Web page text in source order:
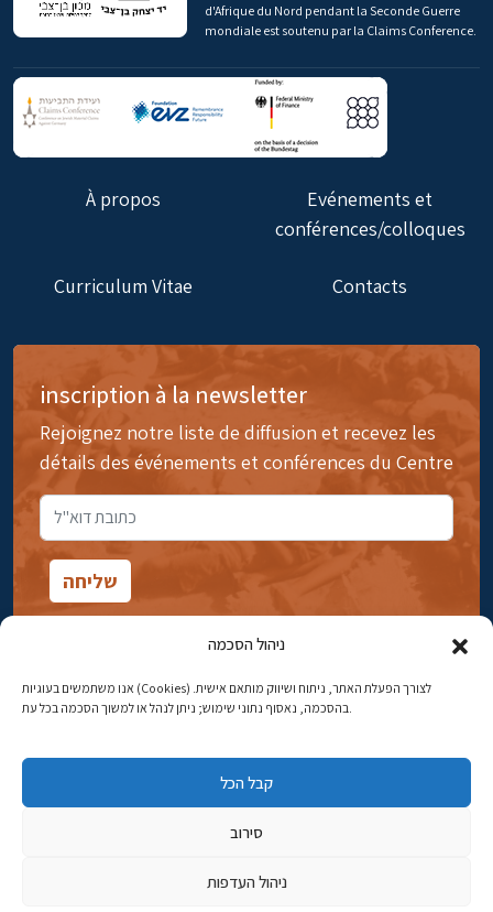
ניהול הסכמה
אנו משתמשים בעוגיות (Cookies) לצורך הפעלת האתר, ניתוח ושיווק מותאם אישית.
בהסכמה, נאסוף נתוני שימוש; ניתן לנהל או למשוך הסכמה בכל עת.
קבל הכל
סירוב
ניהול העדפות
d'Afrique du Nord pendant la Seconde Guerre
mondiale est soutenu par la Claims Conference.
À propos
Evénements et
conférences/colloques
Curriculum Vitae Contacts
inscription à la newsletter
Rejoignez notre liste de diffusion et recevez les
détails des événements et conférences du Centre
14rue Ibn Gavirol, Rehavia, Jérusalem
Adresse électronique:najww2@ybz.org.il